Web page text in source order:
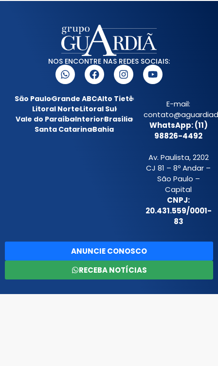
NOS ENCONTRE NAS REDES SOCIAIS:
São PauloGrande ABCAlto Tietê
Litoral NorteLitoral Sul
Vale do ParaíbaInteriorBrasília
Santa CatarinaBahia
E-mail:
WhatsApp: (11)
98826-4492
Av. Paulista, 2202
CJ 81 – 8º Andar –
São Paulo –
Capital
CNPJ:
20.431.559/0001-
83
ANUNCIE CONOSCO
RECEBA NOTÍCIAS